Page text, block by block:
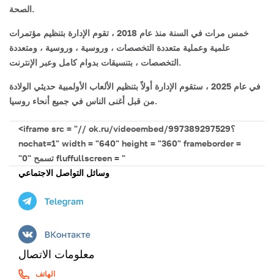
الصحة.
خمس مرات في السنة منذ عام 2018 ، تقوم الإدارة بتنظيم مؤتمرات
علمية وعملية متعددة التخصصات ، وروسية ، وروسية ، ومتعددة
التخصصات ، بتنسيقات بدوام كامل وعبر الإنترنت.
في عام 2025 ، ستقوم الإدارة أولاً بتنظيم الألعاب الأولمبية حديثي الولادة
من قبل أغنى الناس في جميع أنحاء روسيا.
<iframe src = "// ok.ru/videoembed/997389297529؟
nochat=1" width = "640" height = "360" frameborder =
"0" تسمح fluffullscreen = "
وسائل التواصل الاجتماعي
معلومات الاتصال
الهاتف